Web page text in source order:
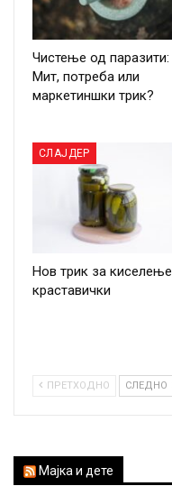
Чистење од паразити:
Мит, потреба или
маркетиншки трик?
СЛАЈДЕР
Нов трик за киселење
краставички
ПРЕТХОДНО СЛЕДНО
Мајка и дете